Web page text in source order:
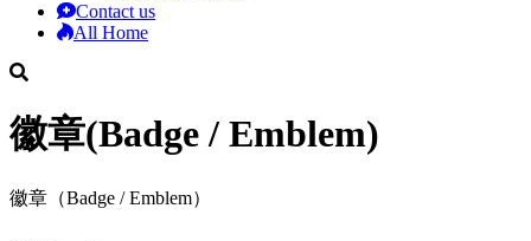
Contact us
All Home
徽章(Badge / Emblem)
徽章（Badge / Emblem）